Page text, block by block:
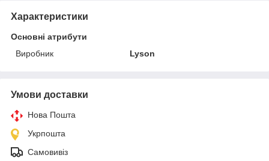
Характеристики
Основні атрибути
Виробник
Lyson
Умови доставки
Нова Пошта
Укрпошта
Самовивіз